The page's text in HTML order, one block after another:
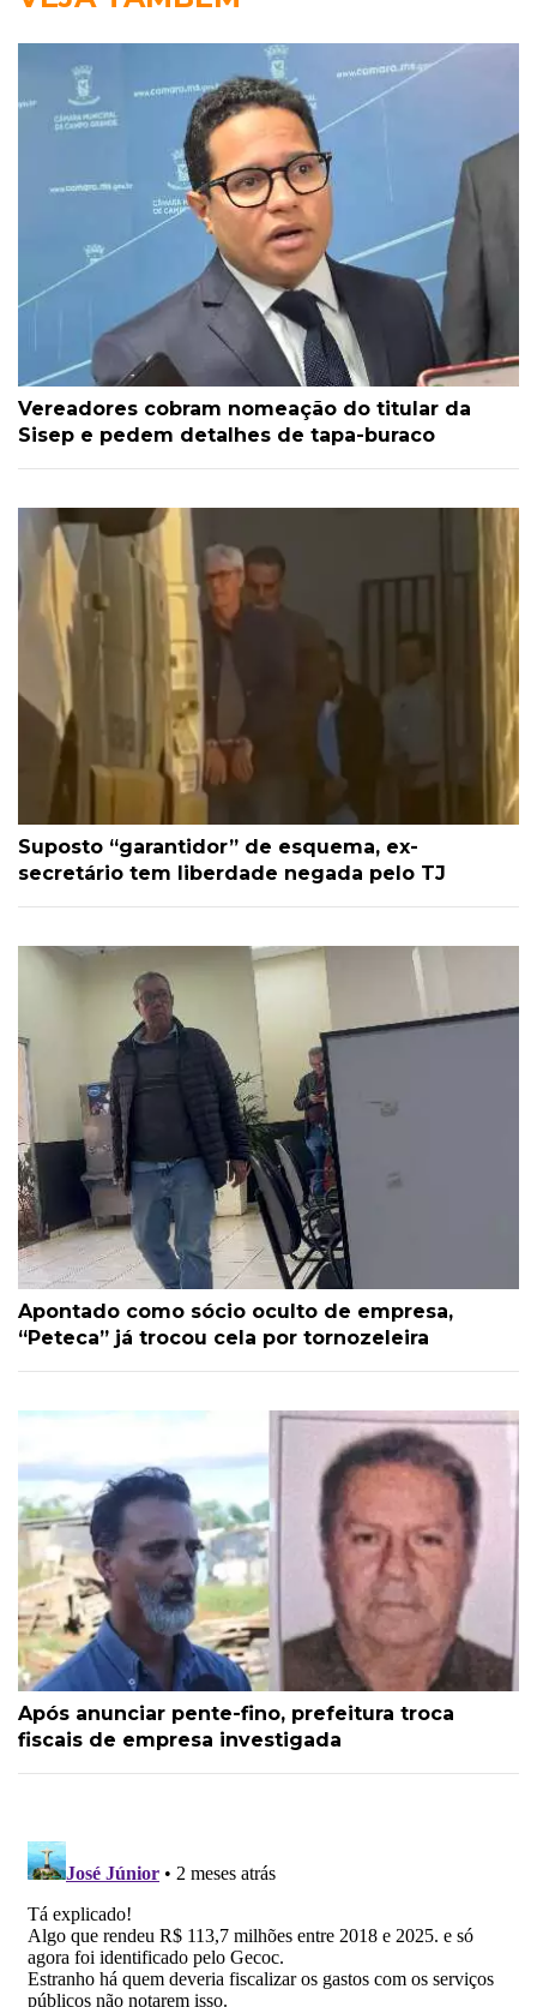
Vereadores cobram nomeação do titular da
Sisep e pedem detalhes de tapa-buraco
Suposto “garantidor” de esquema, ex-
secretário tem liberdade negada pelo TJ
Apontado como sócio oculto de empresa,
“Peteca” já trocou cela por tornozeleira
Após anunciar pente-fino, prefeitura troca
fiscais de empresa investigada